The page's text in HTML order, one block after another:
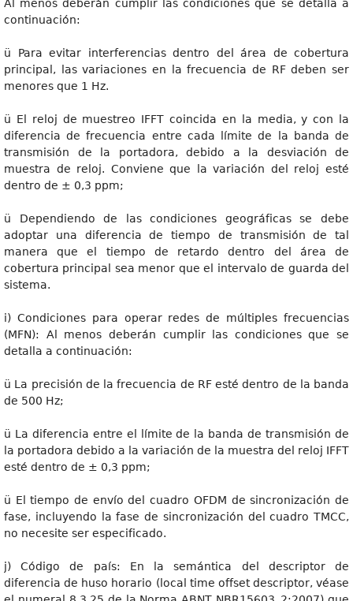
Al menos deberán cumplir las condiciones que se detalla a
continuación:
ü Para evitar interferencias dentro del área de cobertura
principal, las variaciones en la frecuencia de RF deben ser
menores que 1 Hz.
ü El reloj de muestreo IFFT coincida en la media, y con la
diferencia de frecuencia entre cada límite de la banda de
transmisión de la portadora, debido a la desviación de
muestra de reloj. Conviene que la variación del reloj esté
dentro de ± 0,3 ppm;
ü Dependiendo de las condiciones geográficas se debe
adoptar una diferencia de tiempo de transmisión de tal
manera que el tiempo de retardo dentro del área de
cobertura principal sea menor que el intervalo de guarda del
sistema.
i) Condiciones para operar redes de múltiples frecuencias
(MFN): Al menos deberán cumplir las condiciones que se
detalla a continuación:
ü La precisión de la frecuencia de RF esté dentro de la banda
de 500 Hz;
ü La diferencia entre el límite de la banda de transmisión de
la portadora debido a la variación de la muestra del reloj IFFT
esté dentro de ± 0,3 ppm;
ü El tiempo de envío del cuadro OFDM de sincronización de
fase, incluyendo la fase de sincronización del cuadro TMCC,
no necesite ser especificado.
j) Código de país: En la semántica del descriptor de
diferencia de huso horario (local time offset descriptor, véase